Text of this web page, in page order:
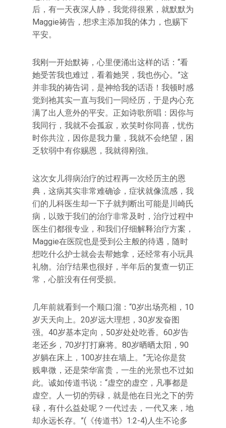
后，有一天夜深人静，我觉得很累，就默默为
Maggie祷告，想求主添加我的体力，也赐下
平安。
我刚一开始默祷，心里便涌出这样的话：“看
她受苦我也难过，看着她哭，我也伤心。”这
并非我的祷告词，是神给我的话语！我顿时感
觉到祂其实一直与我们一同经历，于是内心充
满了出人意外的平安。正如诗歌所唱：因你与
我同行，我就不会孤寂，欢笑时你同喜，忧伤
时你共泣，因你是我力量，我就不会绝望，困
乏软弱中有你赐恩，我就得刚強。
这次女儿得病治疗的过程再一次经历主的恩
典，这病其实非常难确诊，症状就像流感，我
们的儿科医生却一下子就判断出可能是川崎氏
病，以致于我们的治疗非常及时，治疗过程中
医生们都很专业，和我们仔细解释治疗方案，
Maggie在医院也是受到公主般的待遇，随时
想吃什么护士就会去帮她拿，还经常有小玩具
礼物。治疗结果也很好，半年后的复查一切正
常，心脏没有任何受损。
几年前就看到一个顺口溜：“0岁出场亮相，10
岁天天向上。20岁远大理想，30岁发奋图
强。40岁基本定向，50岁处处吃香。60岁告
老还乡，70岁打打麻将。80岁晒晒太阳，90
岁躺在床上，100岁挂在墙上。”无论你是贫
贱卑微，还是荣华富贵，一生的光景也不过如
此。诚如传道书说：“虚空的虚空，凡事都是
虚空。人一切的劳碌，就是他在日光之下的劳
碌，有什么益处呢？一代过去，一代又来，地
却永远长存。”(《传道书》1:2-4)人生不论多